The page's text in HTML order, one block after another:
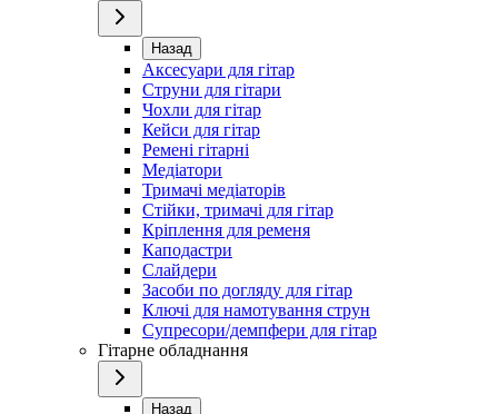
Назад
Аксесуари для гітар
Струни для гітари
Чохли для гітар
Кейси для гітар
Ремені гітарні
Медіатори
Тримачі медіаторів
Стійки, тримачі для гітар
Кріплення для ременя
Каподастри
Слайдери
Засоби по догляду для гітар
Ключі для намотування струн
Супресори/демпфери для гітар
Гітарне обладнання
Назад